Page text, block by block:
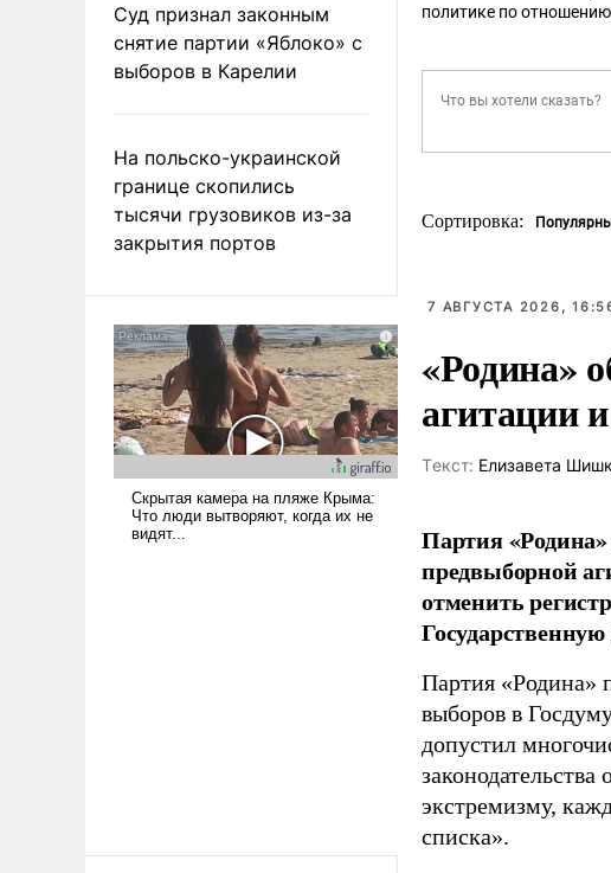
Суд признал законным
снятие партии «Яблоко» с
выборов в Карелии
На польско-украинской
границе скопились
тысячи грузовиков из-за
закрытия портов
политике по
Сортировка:
7 АВГУСТА 2026,
«Родина»
агитации
Tекст: Елизавета
Партия
предвыборной
отменить
Партия «Родина»
выборов в
допустил
экстремизму,
списка».